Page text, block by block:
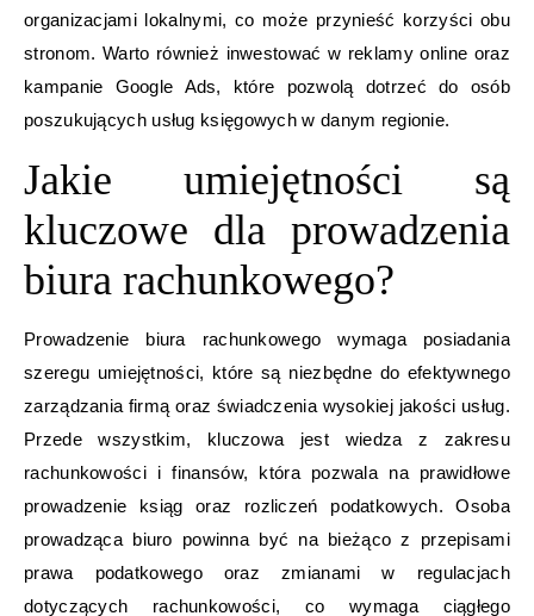
organizacjami lokalnymi, co może przynieść korzyści obu
stronom. Warto również inwestować w reklamy online oraz
kampanie Google Ads, które pozwolą dotrzeć do osób
poszukujących usług księgowych w danym regionie.
Jakie umiejętności są
kluczowe dla prowadzenia
biura rachunkowego?
Prowadzenie biura rachunkowego wymaga posiadania
szeregu umiejętności, które są niezbędne do efektywnego
zarządzania firmą oraz świadczenia wysokiej jakości usług.
Przede wszystkim, kluczowa jest wiedza z zakresu
rachunkowości i finansów, która pozwala na prawidłowe
prowadzenie ksiąg oraz rozliczeń podatkowych. Osoba
prowadząca biuro powinna być na bieżąco z przepisami
prawa podatkowego oraz zmianami w regulacjach
dotyczących rachunkowości, co wymaga ciągłego